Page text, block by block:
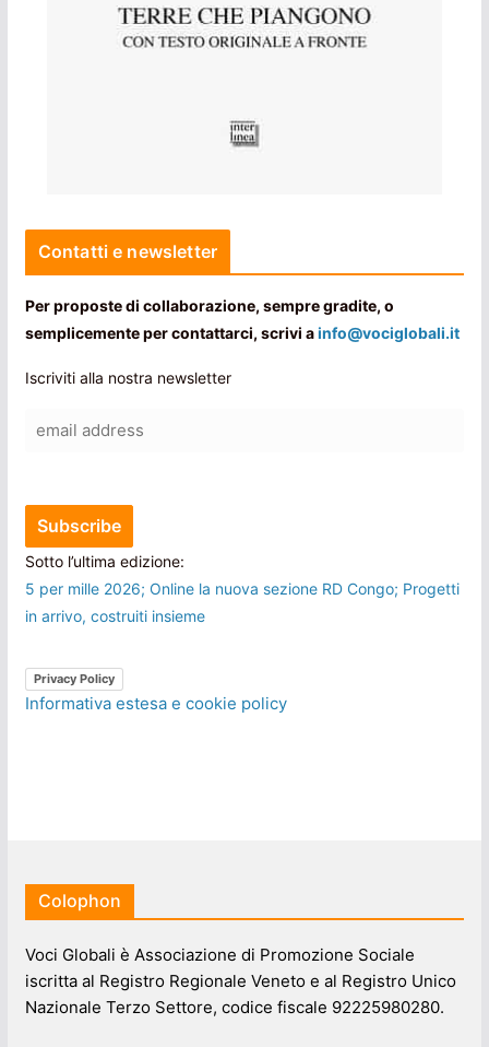
Contatti e newsletter
Per proposte di collaborazione, sempre gradite, o
semplicemente per contattarci, scrivi ainfo@vociglobali.it
Iscriviti alla nostra newsletter
Sotto l’ultima edizione:
5 per mille 2026; Online la nuova sezione RD Congo; Progetti
in arrivo, costruiti insieme
Privacy Policy
Informativa estesa e cookie policy
Colophon
Voci Globali è Associazione di Promozione Sociale
iscritta al Registro Regionale Veneto e al Registro Unico
Nazionale Terzo Settore, codice fiscale 92225980280.